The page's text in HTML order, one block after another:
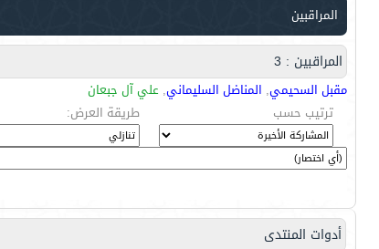
المراقبين
المراقبين : 3
مقبل السحيمي, المناضل السليماني, علي آل جبعان
ترتيب حسب
طريقة العرض:
أدوات المنتدى